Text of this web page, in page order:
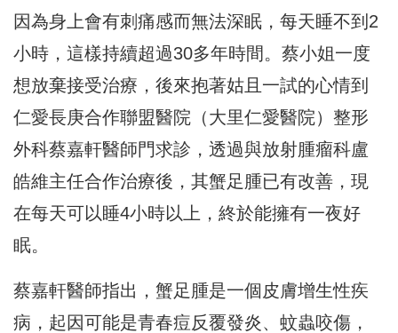
因為身上會有刺痛感而無法深眠，每天睡不到2
小時， 這樣持續超過30多年時間。蔡小姐一度
想放棄接受治療， 後來抱著姑且一試的心情到
仁愛長庚合作聯盟醫院（大里仁愛醫院） 整形
外科蔡嘉軒醫師門求診， 透過與放射腫瘤科盧
皓維主任合作治療後，其蟹足腫已有改善， 現
在每天可以睡4小時以上，終於能擁有一夜好
眠。
蔡嘉軒醫師指出，蟹足腫是一個皮膚增生性疾
病， 起因可能是青春痘反覆發炎、蚊蟲咬傷，